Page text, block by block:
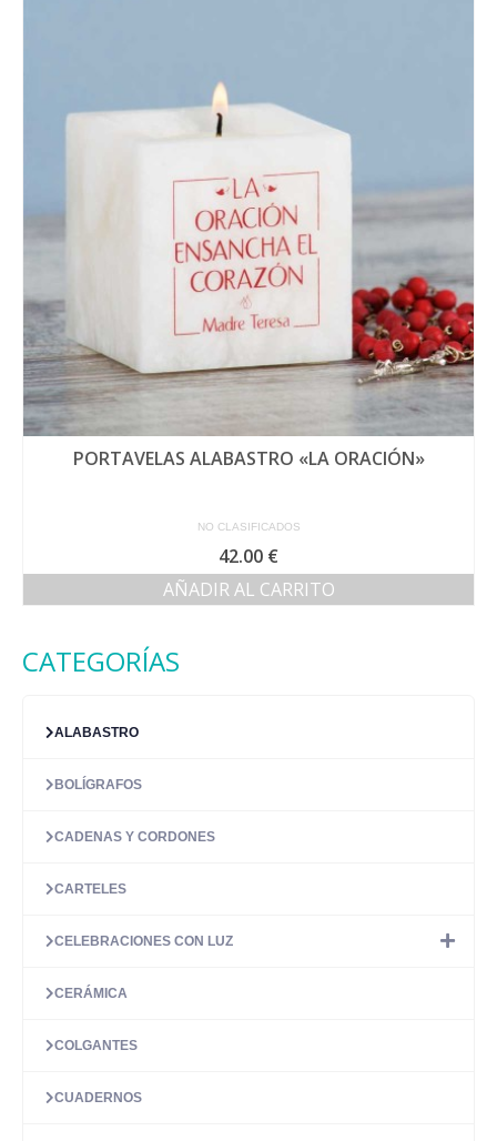
PORTAVELAS ALABASTRO «LA ORACIÓN»
NO CLASIFICADOS
42.00 €
AÑADIR AL CARRITO
CATEGORÍAS
ALABASTRO
BOLÍGRAFOS
CADENAS Y CORDONES
CARTELES
CELEBRACIONES CON LUZ
CERÁMICA
COLGANTES
CUADERNOS